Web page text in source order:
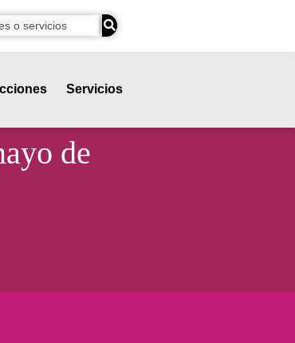
Servicios
de